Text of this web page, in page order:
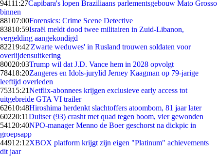
94111:27Capibara's lopen Braziliaans parlementsgebouw Mato Grosso
binnen
88107:00Forensics: Crime Scene Detective
83810:59Israël meldt dood twee militairen in Zuid-Libanon,
vergelding aangekondigd
82219:42'Zwarte weduwes' in Rusland trouwen soldaten voor
overlijdensuitkering
80020:03Trump wil dat J.D. Vance hem in 2028 opvolgt
78418:20Zangeres en Idols-jurylid Jerney Kaagman op 79-jarige
leeftijd overleden
75315:21Netflix-abonnees krijgen exclusieve early access tot
uitgebreide GTA VI trailer
62610:48Hiroshima herdenkt slachtoffers atoombom, 81 jaar later
60220:11Duitser (93) crasht met quad tegen boom, vier gewonden
541 20:40NPO-manager Menno de Boer geschorst na dickpic in
groepsapp
44912:12XBOX platform krijgt zijn eigen "Platinum" achievements
dit jaar